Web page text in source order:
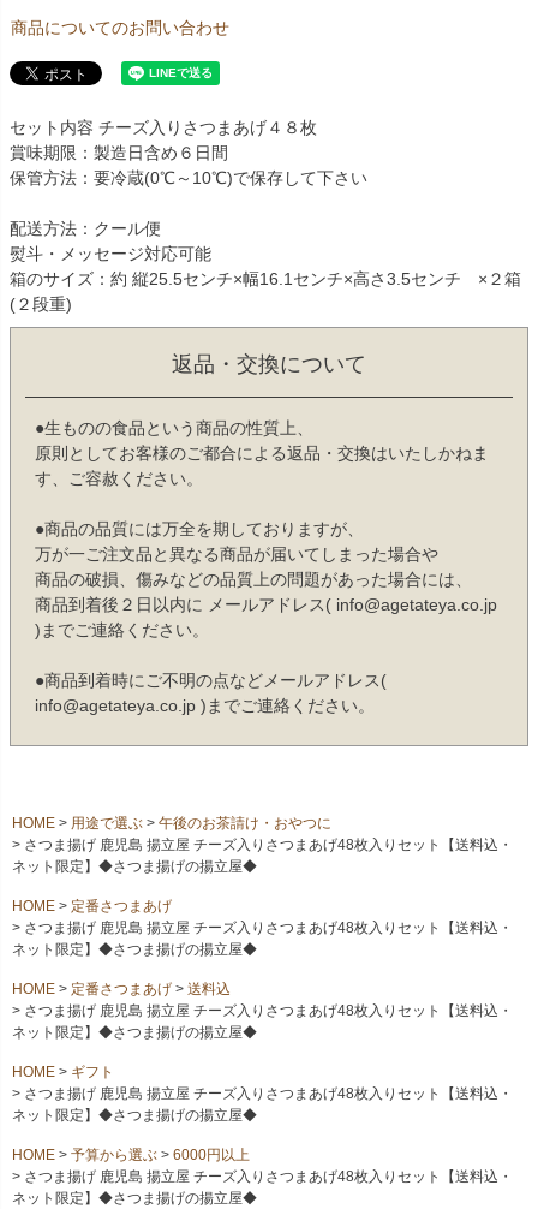
商品についてのお問い合わせ
セット内容 チーズ入りさつまあげ４８枚
賞味期限：製造日含め６日間
保管方法：要冷蔵(0℃～10℃)で保存して下さい
配送方法：クール便
熨斗・メッセージ対応可能
箱のサイズ：約 縦25.5センチ×幅16.1センチ×高さ3.5センチ ×２箱
(２段重)
返品・交換について
●生ものの食品という商品の性質上、
原則としてお客様のご都合による返品・交換はいたしかねま
す、ご容赦ください。
●商品の品質には万全を期しておりますが、
万が一ご注文品と異なる商品が届いてしまった場合や
商品の破損、傷みなどの品質上の問題があった場合には、
商品到着後２日以内に メールアドレス( info@agetateya.co.jp
)までご連絡ください。
●商品到着時にご不明の点などメールアドレス(
info@agetateya.co.jp )までご連絡ください。
HOME 用途で選ぶ
午後のお茶請け・おやつに
さつま揚げ 鹿児島 揚立屋 チーズ入りさつまあげ48枚入りセット【送料込・
ネット限定】◆さつま揚げの揚立屋◆
HOME
定番さつまあげ
さつま揚げ 鹿児島 揚立屋 チーズ入りさつまあげ48枚入りセット【送料込・
ネット限定】◆さつま揚げの揚立屋◆
HOME 定番さつまあげ
送料込
さつま揚げ 鹿児島 揚立屋 チーズ入りさつまあげ48枚入りセット【送料込・
ネット限定】◆さつま揚げの揚立屋◆
HOME
ギフト
さつま揚げ 鹿児島 揚立屋 チーズ入りさつまあげ48枚入りセット【送料込・
ネット限定】◆さつま揚げの揚立屋◆
HOME 予算から選ぶ
6000円以上
さつま揚げ 鹿児島 揚立屋 チーズ入りさつまあげ48枚入りセット【送料込・
ネット限定】◆さつま揚げの揚立屋◆